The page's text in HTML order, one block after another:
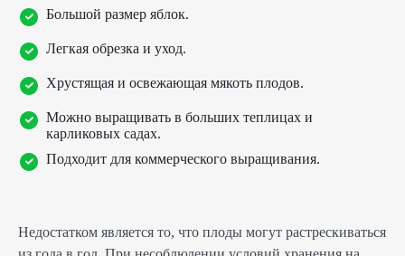
Большой размер яблок.
Легкая обрезка и уход.
Хрустящая и освежающая мякоть плодов.
Можно выращивать в больших теплицах и
карликовых садах.
Подходит для коммерческого выращивания.
Недостатком является то, что плоды могут растрескиваться